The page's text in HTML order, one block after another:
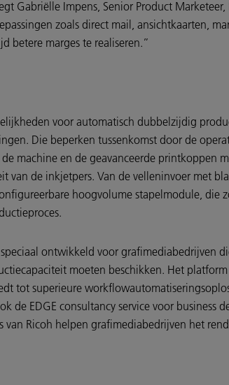
Gabriëlle Impens, Senior Product
zoals direct mail, ansichtkaarten,
betere marges te realiseren.”
voor automatisch dubbelzijdig
Die beperken tussenkomst door de
machine en de geavanceerde printkoppen
van de inkjetpers. Van de velleninvoer met
hoogvolume stapelmodule, die
ontwikkeld voor grafimediabedrijven
moeten beschikken. Het
tot superieure
de EDGE consultancy service voor business
van Ricoh helpen grafimediabedrijven het